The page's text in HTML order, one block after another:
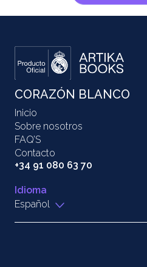
CORAZÓN BLANCO
Inicio
Sobre nosotros
FAQ’S
Contacto
+34 91 080 63 70
Idioma
Español